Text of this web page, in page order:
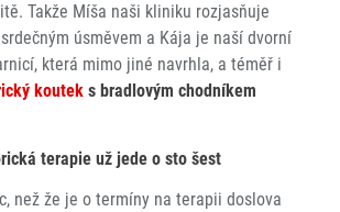
Takže Míša naši kliniku rozjasňuje
úsměvem a Kája je naší dvorní
která mimo jiné navrhla, a téměř i
kouteks bradlovým chodníkem
terapie už jede o sto šest
než že je o termíny na terapii doslova